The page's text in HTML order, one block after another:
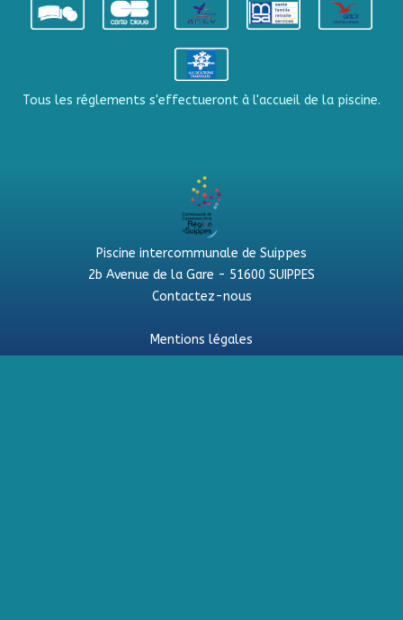
Tous les réglements s'effectueront à l'accueil de la piscine.
Piscine intercommunale de Suippes
2b Avenue de la Gare - 51600 SUIPPES
Contactez-nous
Mentions légales